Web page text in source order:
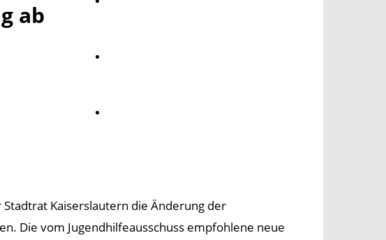
ab
Kaiserslautern die Änderung der
Die vom Jugendhilfeausschuss empfohlene neue